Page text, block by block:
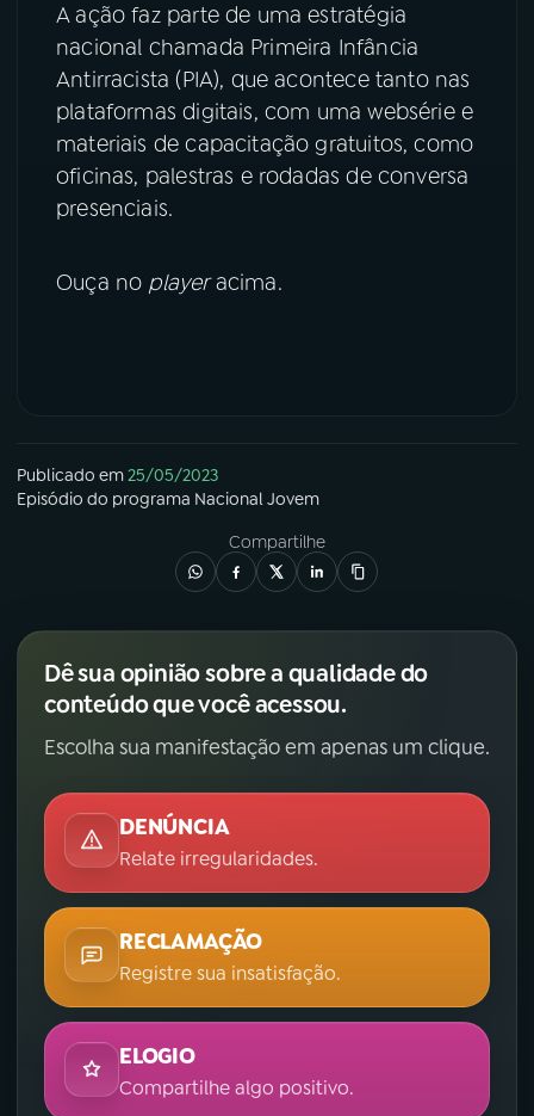
TikTok
A ação faz parte de uma estratégia
nacional chamada Primeira Infância
Antirracista (PIA), que acontece tanto nas
plataformas digitais, com uma websérie e
materiais de capacitação gratuitos, como
oficinas, palestras e rodadas de conversa
presenciais.
Ouça no playeracima.
Publicado em25/05/2023
Episódio do programa Nacional Jovem
Compartilhe
Dê sua opinião sobre a qualidade do
conteúdo que você acessou.
Escolha sua manifestação em apenas um clique.
DENÚNCIA
Relate irregularidades.
RECLAMAÇÃO
Registre sua insatisfação.
ELOGIO
Compartilhe algo positivo.